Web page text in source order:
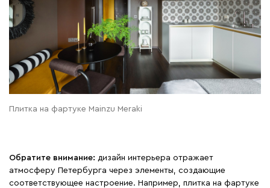
Плитка на фартуке Mainzu Meraki
Обратите внимание: дизайн интерьера отражает
атмосферу Петербурга через элементы, создающие
соответствующее настроение. Например, плитка на фартуке